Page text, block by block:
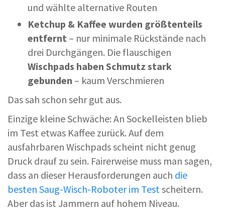
und wählte alternative Routen
Ketchup & Kaffee wurden größtenteils
entfernt – nur minimale Rückstände nach
drei Durchgängen. Die flauschigen
Wischpads haben Schmutz stark
gebunden – kaum Verschmieren
Das sah schon sehr gut aus.
Einzige kleine Schwäche: An Sockelleisten blieb
im Test etwas Kaffee zurück. Auf dem
ausfahrbaren Wischpads scheint nicht genug
Druck drauf zu sein. Fairerweise muss man sagen,
dass an dieser Herausforderungen auch die
besten Saug-Wisch-Roboter im Test scheitern.
Aber das ist Jammern auf hohem Niveau.